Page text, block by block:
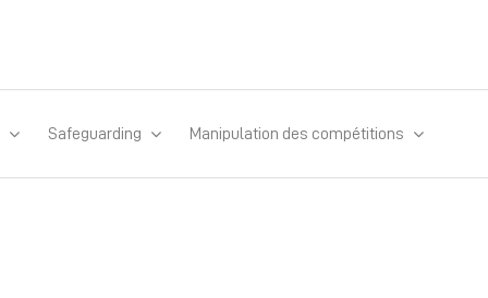
Safeguarding Manipulation des compétitions